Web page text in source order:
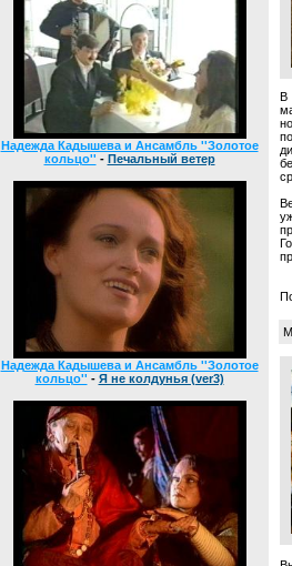
Надежда Кадышева и Ансамбль ''Золотое
кольцо'' - Печальный ветер
Надежда Кадышева и Ансамбль ''Золотое
кольцо'' - Я не колдунья (ver3)
В